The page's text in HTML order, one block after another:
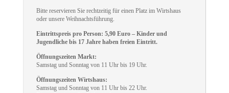
Bitte reservieren Sie rechtzeitig für einen Platz im Wirtshaus
oder unsere Weihnachtsführung.
Eintrittspreis pro Person: 5,90 Euro – Kinder und
Jugendliche bis 17 Jahre haben freien Eintritt.
Öffnungszeiten Markt:
Samstag und Sonntag von 11 Uhr bis 19 Uhr.
Öffnungszeiten Wirtshaus:
Samstag und Sonntag von 11 Uhr bis 22 Uhr.